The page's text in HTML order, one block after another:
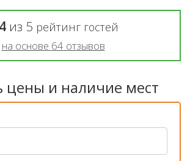
из 5 рейтинг гостей
на основе 64 отзывов
цены и наличие мест